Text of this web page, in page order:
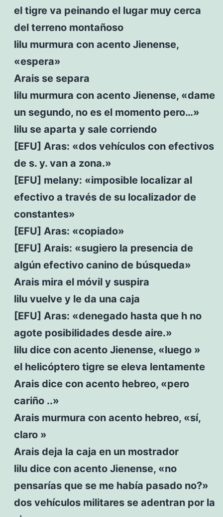
el tigre va peinando el lugar muy cerca
del terreno montañoso
lilu murmura con acento Jienense,
«espera»
Arais se separa
lilu murmura con acento Jienense, «dame
un segundo, no es el momento pero…»
lilu se aparta y sale corriendo
[EFU] Aras: «dos vehículos con efectivos
de s. y. van a zona.»
[EFU] melany: «imposible localizar al
efectivo a través de su localizador de
constantes»
[EFU] Aras: «copiado»
[EFU] Arais: «sugiero la presencia de
algún efectivo canino de búsqueda»
Arais mira el móvil y suspira
lilu vuelve y le da una caja
[EFU] Aras: «denegado hasta que h no
agote posibilidades desde aire.»
lilu dice con acento Jienense, «luego »
el helicóptero tigre se eleva lentamente
Arais dice con acento hebreo, «pero
cariño ..»
Arais murmura con acento hebreo, «sí,
claro »
Arais deja la caja en un mostrador
lilu dice con acento Jienense, «no
pensarías que se me había pasado no?»
dos vehículos militares se adentran por la